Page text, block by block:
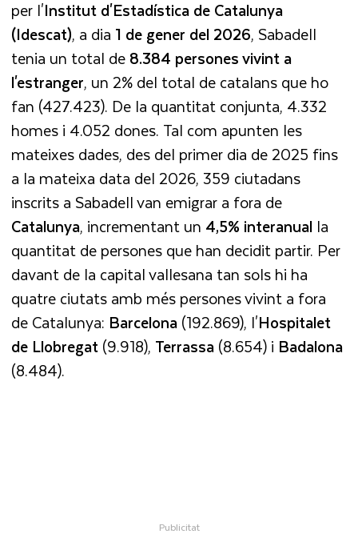
per l'Institut d'Estadística de Catalunya
(Idescat), a dia 1 de gener del 2026, Sabadell
tenia un total de8.384 persones vivint a
l'estranger, un 2% del total de catalans que ho
fan (427.423). De la quantitat conjunta, 4.332
homes i 4.052 dones. Tal com apunten les
mateixes dades, des del primer dia de 2025 fins
a la mateixa data del 2026, 359 ciutadans
inscrits a Sabadell van emigrar a fora de
Catalunya, incrementant un 4,5% interanual la
quantitat de persones que han decidit partir. Per
davant de la capital vallesana tan sols hi ha
quatre ciutats amb més persones vivint a fora
de Catalunya: Barcelona(192.869), l'Hospitalet
de Llobregat(9.918), Terrassa(8.654) i Badalona
(8.484).